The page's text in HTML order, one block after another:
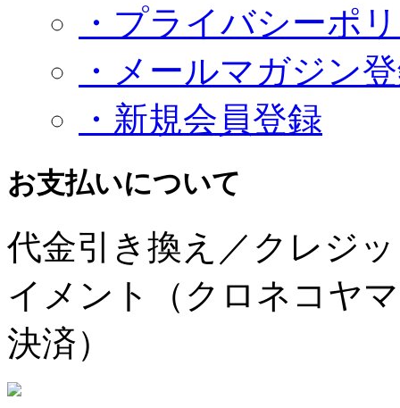
・プライバシーポ
・メールマガジン
・新規会員登録
お支払いについて
代金引き換え／クレジ
イメント（クロネコヤ
決済）